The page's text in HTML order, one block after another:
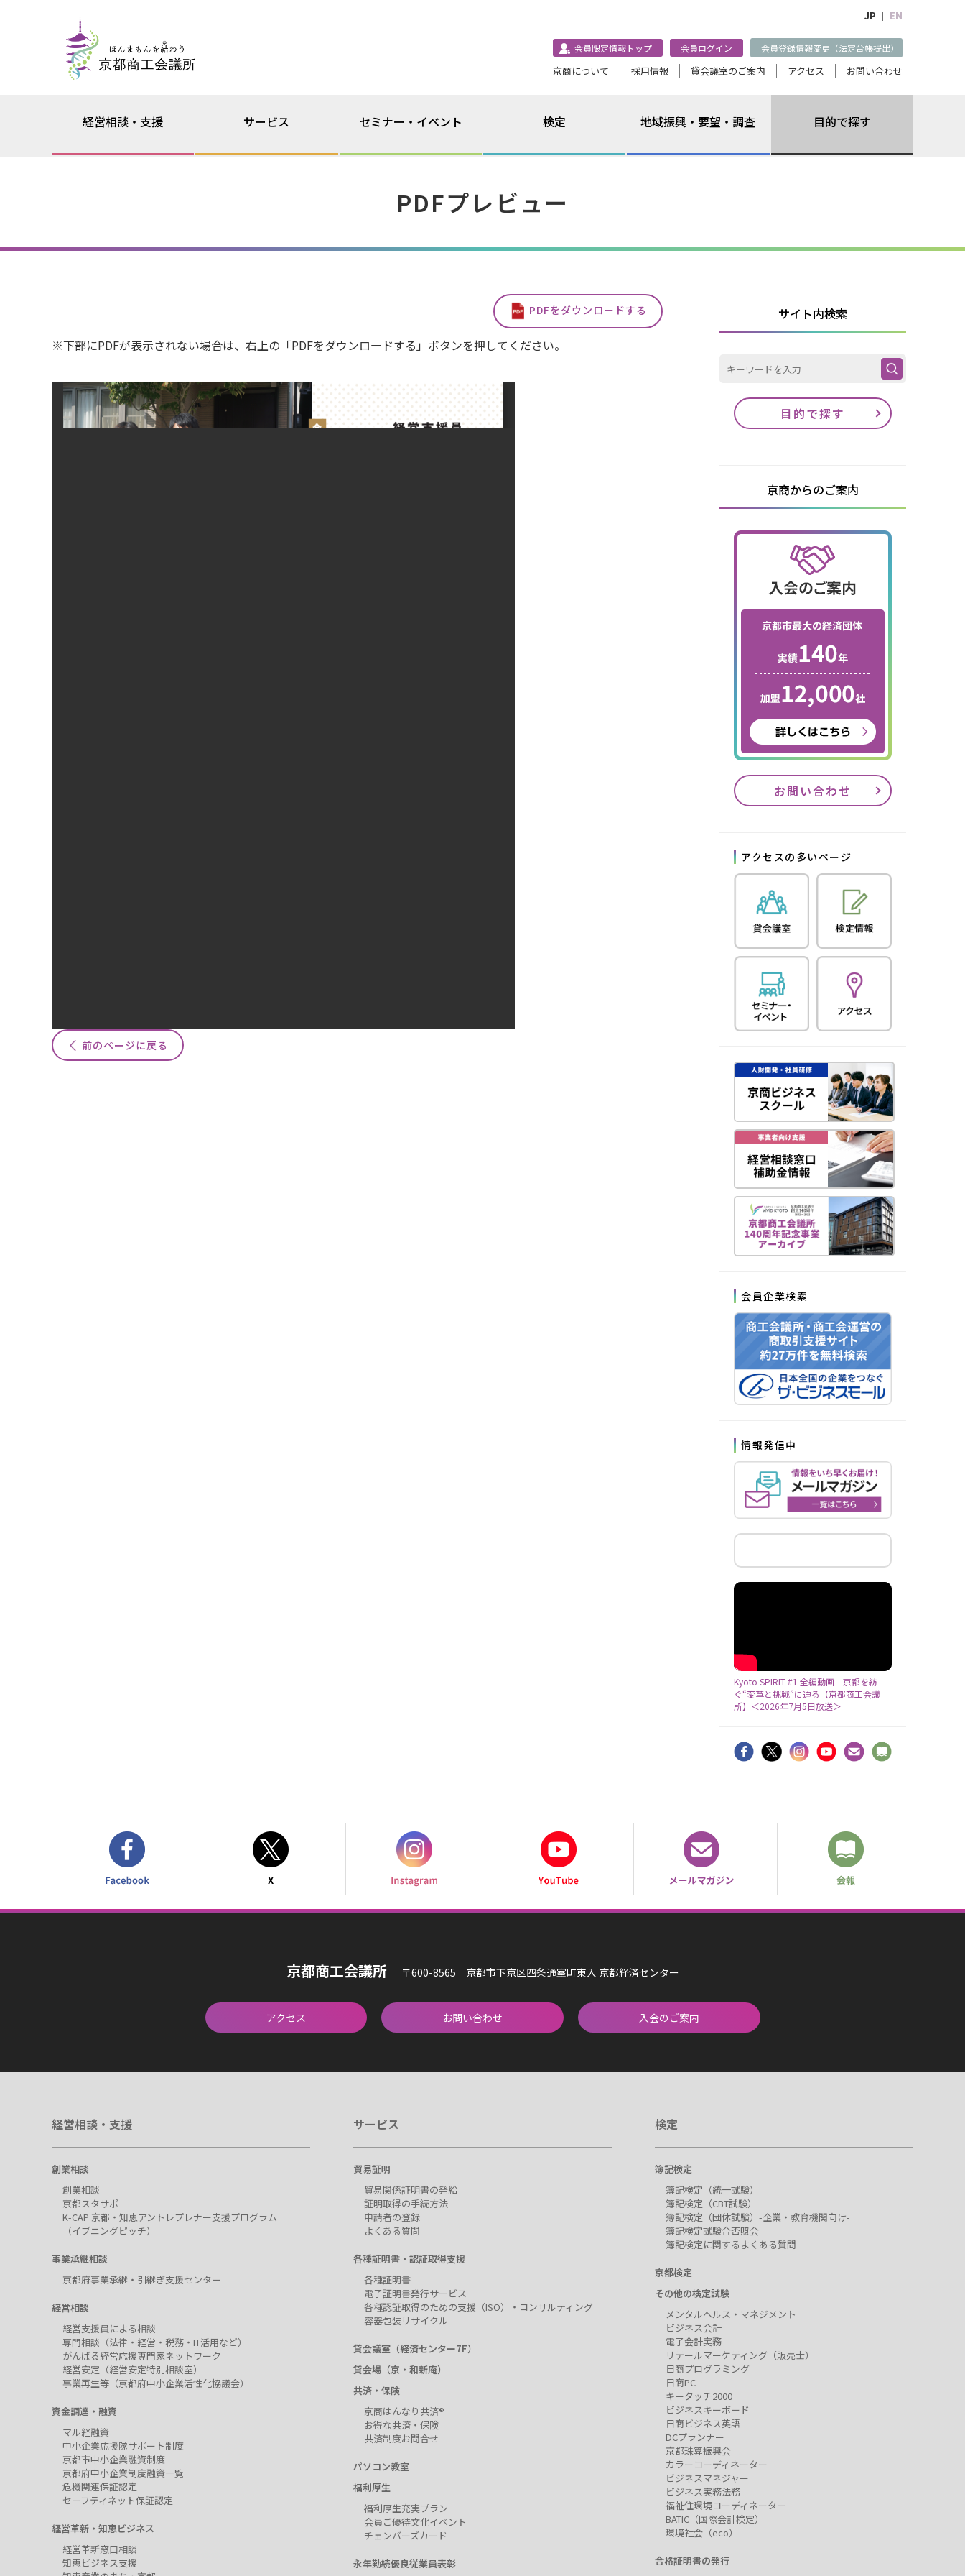
JP ｜ EN
会員限定情報トップ 会員ログイン 会員登録情報変更（法定台帳提出）
京商について 採用情報 貸会議室のご案内 アクセス お問い合わせ
経営相談・支援 サービス セミナー・イベント 検定 地域振興・要望・調査 目的で探す
PDFプレビュー
PDFをダウンロードする
※下部にPDFが表示されない場合は、右上の「PDFをダウンロードする」ボタンを押してください。
前のページに戻る
サイト内検索
目的で探す
京商からのご案内
お問い合わせ
アクセスの多いページ
会員企業検索
情報発信中
Kyoto SPIRIT #1 全編動画｜京都を紡
ぐ“変革と挑戦”に迫る【京都商工会議
所】＜2026年7月5日放送＞
京都商工会議所 〒600-8565 京都市下京区四条通室町東入 京都経済センター
アクセス お問い合わせ 入会のご案内
経営相談・支援
創業相談
創業相談
京都スタサポ
K-CAP 京都・知恵アントレプレナー支援プログラム
（イブニングピッチ）
事業承継相談
京都府事業承継・引継ぎ支援センター
経営相談
経営支援員による相談
専門相談（法律・経営・税務・IT活用など）
がんばる経営応援専門家ネットワーク
経営安定（経営安定特別相談室）
事業再生等（京都府中小企業活性化協議会）
資金調達・融資
マル経融資
中小企業応援隊サポート制度
京都市中小企業融資制度
京都府中小企業制度融資一覧
危機関連保証認定
セーフティネット保証認定
経営革新・知恵ビジネス
経営革新窓口相談
知恵ビジネス支援
サービス
貿易証明
貿易関係証明書の発給
証明取得の手続方法
申請者の登録
よくある質問
各種証明書・認証取得支援
各種証明書
電子証明書発行サービス
各種認証取得のための支援（ISO）・コンサルティング
容器包装リサイクル
貸会議室（経済センター7F）
貸会場（京・和新庵）
共済・保険
京商はんなり共済®
お得な共済・保険
共済制度お問合せ
パソコン教室
福利厚生
福利厚生充実プラン
会員ご優待文化イベント
チェンバーズカード
永年勤続優良従業員表彰
検定
簿記検定
簿記検定（統一試験）
簿記検定（CBT試験）
簿記検定（団体試験）-企業・教育機関向け-
簿記検定試験合否照会
簿記検定に関するよくある質問
京都検定
その他の検定試験
メンタルヘルス・マネジメント
ビジネス会計
電子会計実務
リテールマーケティング（販売士）
日商プログラミング
日商PC
キータッチ2000
ビジネスキーボード
日商ビジネス英語
DCプランナー
京都珠算振興会
カラーコーディネーター
ビジネスマネジャー
ビジネス実務法務
福祉住環境コーディネーター
BATIC（国際会計検定）
環境社会（eco）
合格証明書の発行